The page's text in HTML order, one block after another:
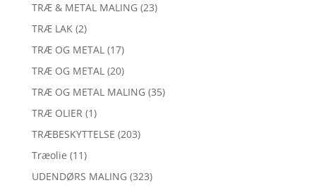
TRÆ & METAL MALING (23)
TRÆ LAK (2)
TRÆ OG METAL (17)
TRÆ OG METAL (20)
TRÆ OG METAL MALING (35)
TRÆ OLIER (1)
TRÆBESKYTTELSE (203)
Træolie (11)
UDENDØRS MALING (323)